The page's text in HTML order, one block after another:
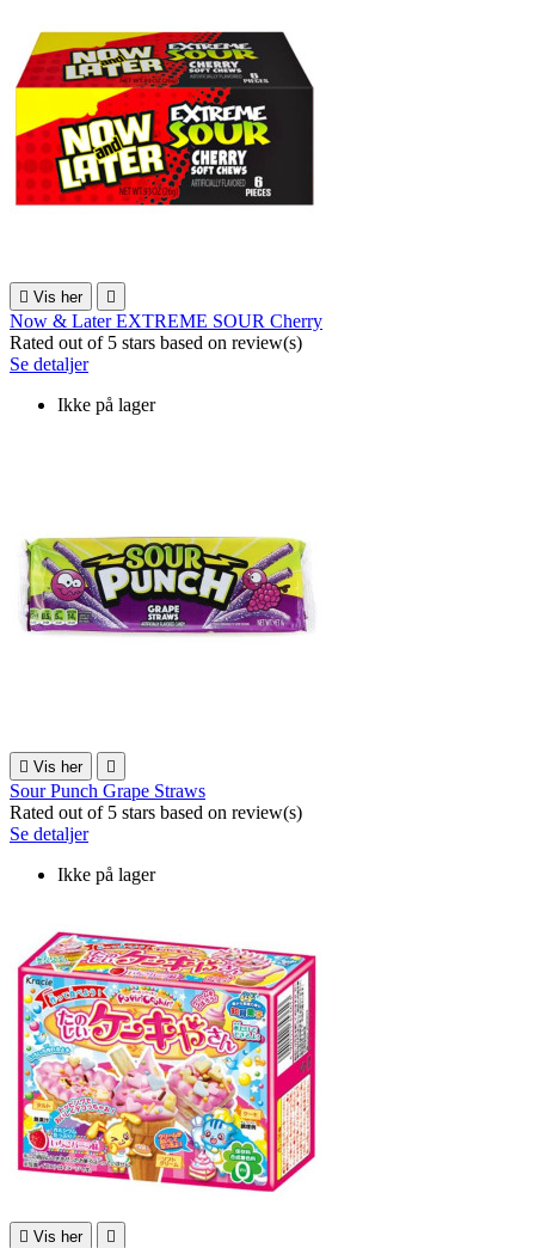
 Vis her 
Now & Later EXTREME SOUR Cherry
Rated out of 5 stars based on review(s)
Se detaljer
Ikke på lager
 Vis her 
Sour Punch Grape Straws
Rated out of 5 stars based on review(s)
Se detaljer
Ikke på lager
 Vis her 